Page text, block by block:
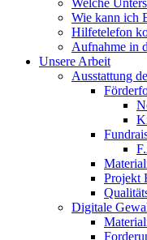
Welche
Wie kann ich
Hilfetelefon
Aufnahme in
Unsere Arbeit
Ausstattung
Projekt
Digitale